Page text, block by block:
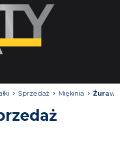
Sprzedaż Miękinia